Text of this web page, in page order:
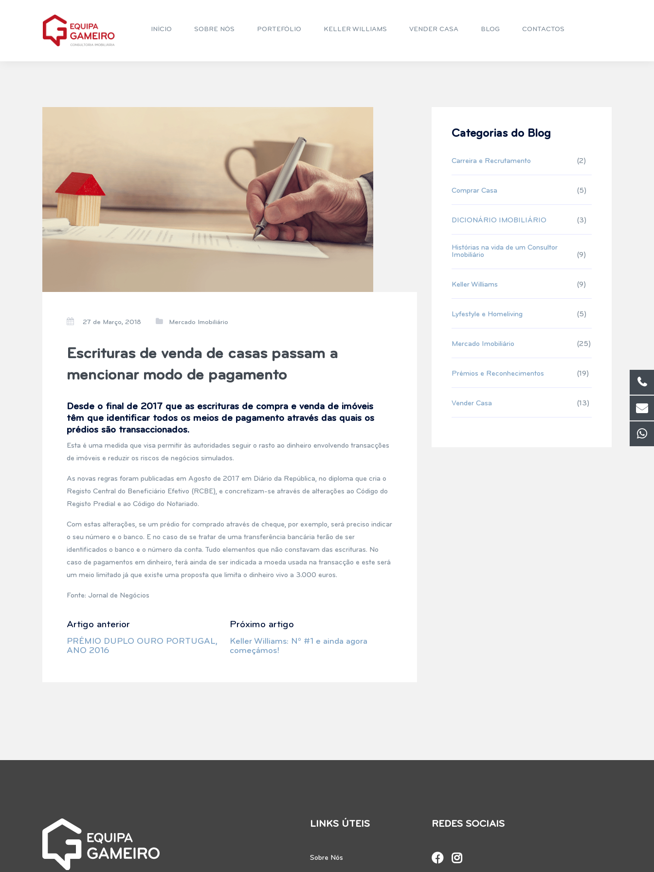
INÍCIO SOBRE NÓS PORTEFÓLIO KELLER WILLIAMS VENDER CASA BLOG CONTACTOS
27 de Março, 2018 Mercado Imobiliário
Escrituras de venda de casas passam a
mencionar modo de pagamento
Desde o final de 2017 que as escrituras de compra e venda de imóveis
têm que identificar todos os meios de pagamento através das quais os
prédios são transaccionados.
Esta é uma medida que visa permitir às autoridades seguir o rasto ao dinheiro envolvendo transacções
de imóveis e reduzir os riscos de negócios simulados.
As novas regras foram publicadas em Agosto de 2017 em Diário da República, no diploma que cria o
Registo Central do Beneficiário Efetivo (RCBE), e concretizam-se através de alterações ao Código do
Registo Predial e ao Código do Notariado.
Com estas alterações, se um prédio for comprado através de cheque, por exemplo, será preciso indicar
o seu número e o banco. E no caso de se tratar de uma transferência bancária terão de ser
identificados o banco e o número da conta. Tudo elementos que não constavam das escrituras. No
caso de pagamentos em dinheiro, terá ainda de ser indicada a moeda usada na transacção e este será
um meio limitado já que existe uma proposta que limita o dinheiro vivo a 3.000 euros.
Fonte: Jornal de Negócios
Navegação
de
Artigo anterior
post:
PRÉMIO DUPLO OURO PORTUGAL,
ANO 2016
Próximo artigo
post:
Keller Williams: Nº #1 e ainda agora
começámos!
Categorias do Blog
Carreira e Recrutamento (2)
Comprar Casa (5)
DICIONÁRIO IMOBILIÁRIO (3)
Histórias na vida de um Consultor
Imobiliário
(9)
Keller Williams (9)
Lyfestyle e Homeliving (5)
Mercado Imobiliário (25)
Prémios e Reconhecimentos (19)
Vender Casa (13)
LINKS ÚTEIS
Sobre Nós
REDES SOCIAIS